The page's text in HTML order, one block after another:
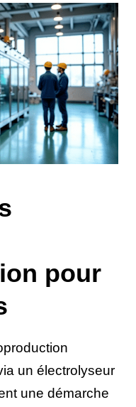
pour
un électrolyseur
une démarche